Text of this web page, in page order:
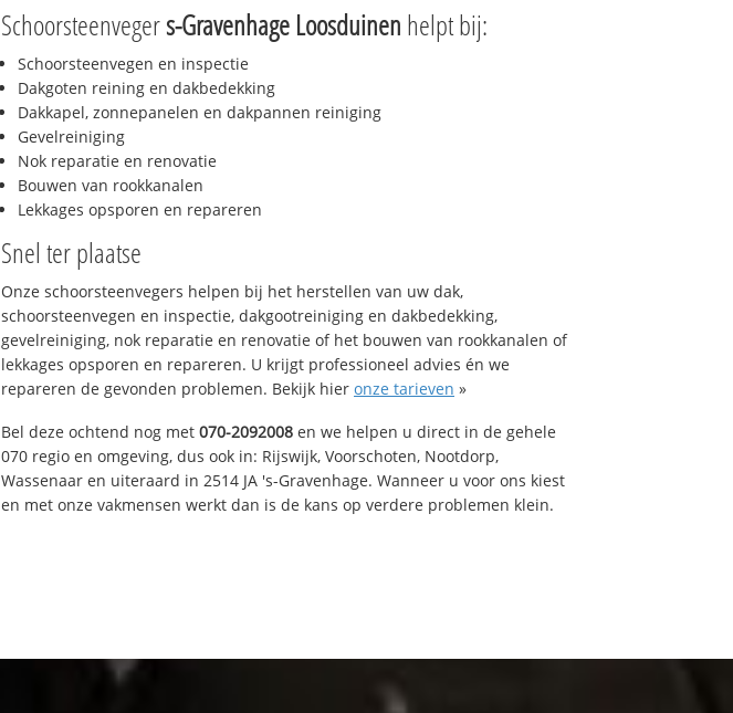
Schoorsteenvegers-Gravenhage Loosduinen helpt bij:
Schoorsteenvegen en inspectie
Dakgoten reining en dakbedekking
Dakkapel, zonnepanelen en dakpannen reiniging
Gevelreiniging
Nok reparatie en renovatie
Bouwen van rookkanalen
Lekkages opsporen en repareren
Snel ter plaatse
Onze schoorsteenvegers helpen bij het herstellen van uw dak,
schoorsteenvegen en inspectie, dakgootreiniging en dakbedekking,
gevelreiniging, nok reparatie en renovatie of het bouwen van rookkanalen of
lekkages opsporen en repareren. U krijgt professioneel advies én we
repareren de gevonden problemen. Bekijk hier onze tarieven »
Bel deze ochtend nog met 070-2092008 en we helpen u direct in de gehele
070 regio en omgeving, dus ook in: Rijswijk, Voorschoten, Nootdorp,
Wassenaar en uiteraard in 2514 JA 's-Gravenhage. Wanneer u voor ons kiest
en met onze vakmensen werkt dan is de kans op verdere problemen klein.